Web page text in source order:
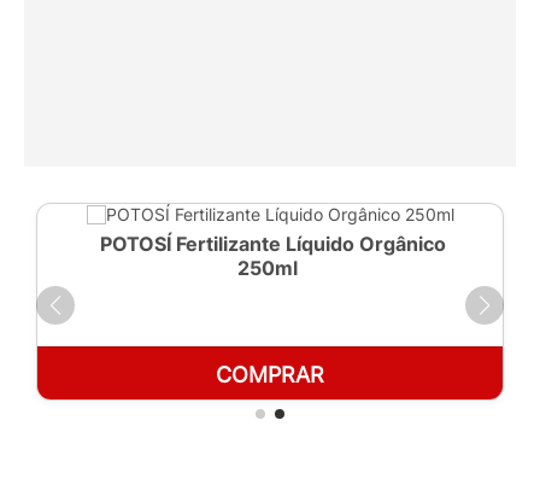
POTOSÍ Fertilizante Líquido Orgânico
250ml
COMPRAR